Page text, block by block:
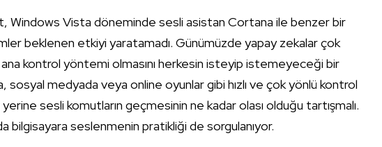
Windows Vista döneminde sesli asistan Cortana ile benzer bir
beklenen etkiyi yaratamadı. Günümüzde yapay zekalar çok
kontrol yöntemi olmasını herkesin isteyip istemeyeceği bir
medyada veya online oyunlar gibi hızlı ve çok yönlü kontrol
sesli komutların geçmesinin ne kadar olası olduğu tartışmalı.
bilgisayara seslenmenin pratikliği de sorgulanıyor.